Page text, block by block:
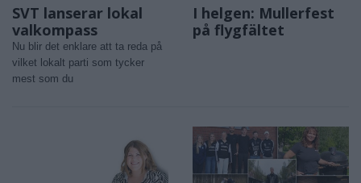
SVT lanserar lokal
valkompass
Nu blir det enklare att ta reda på
vilket lokalt parti som tycker
mest som du
I helgen: Mullerfest
på flygfältet